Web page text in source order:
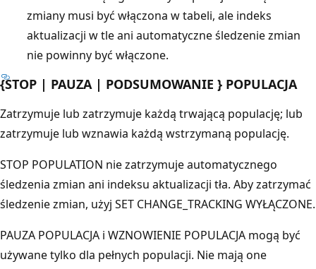
zmiany musi być włączona w tabeli, ale indeks
aktualizacji w tle ani automatyczne śledzenie zmian
nie powinny być włączone.
{STOP | PAUZA | PODSUMOWANIE } POPULACJA
Zatrzymuje lub zatrzymuje każdą trwającą populację; lub
zatrzymuje lub wznawia każdą wstrzymaną populację.
STOP POPULATION nie zatrzymuje automatycznego
śledzenia zmian ani indeksu aktualizacji tła. Aby zatrzymać
śledzenie zmian, użyj SET CHANGE_TRACKING WYŁĄCZONE.
PAUZA POPULACJA i WZNOWIENIE POPULACJA mogą być
używane tylko dla pełnych populacji. Nie mają one